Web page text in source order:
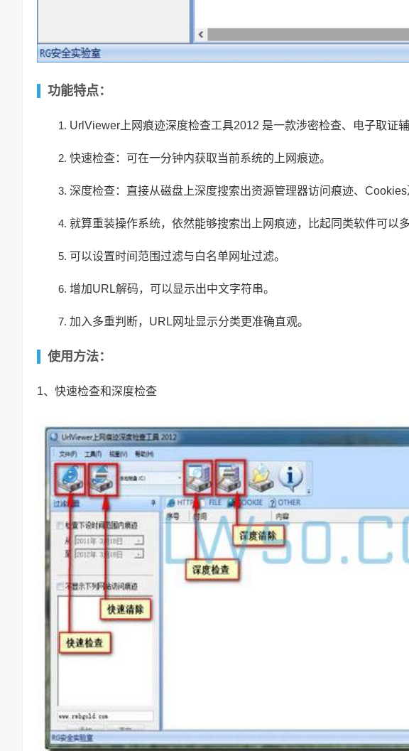
功能特点：
UrlViewer上网痕迹深度检查工具2012 是一款涉密检查、电子取证辅
快速检查：可在一分钟内获取当前系统的上网痕迹。
深度检查：直接从磁盘上深度搜索出资源管理器访问痕迹、Cookies
就算重装操作系统，依然能够搜索出上网痕迹，比起同类软件可以
可以设置时间范围过滤与白名单网址过滤。
增加URL解码，可以显示出中文字符串。
加入多重判断，URL网址显示分类更准确直观。
使用方法：
1、快速检查和深度检查